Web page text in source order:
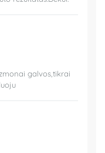
galvos,tikrai